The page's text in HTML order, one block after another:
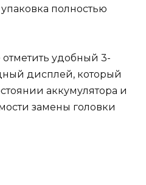
полностью
удобный 3-
дисплей, который
аккумулятора и
замены головки